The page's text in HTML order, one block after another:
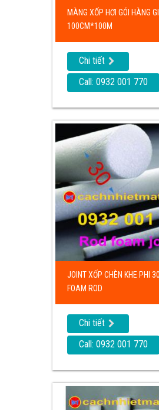
MÀNG XỐP HƠI GÓI HÀNG
100CM*100M
Chi tiết
Call: 0932 001 770
JOINT XỐP CHÈN KHE PHI
FOAM ROD
Chi tiết
Call: 0932 001 770